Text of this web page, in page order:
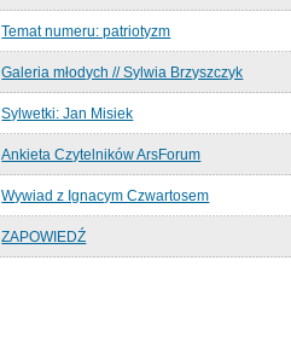
Temat numeru: patriotyzm
Galeria młodych // Sylwia Brzyszczyk
Sylwetki: Jan Misiek
Ankieta Czytelników ArsForum
Wywiad z Ignacym Czwartosem
ZAPOWIEDŹ